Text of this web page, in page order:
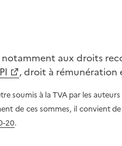
aux droits
, droit à rémunération
soumis à la TVA par les
de ces sommes, il convient
20.